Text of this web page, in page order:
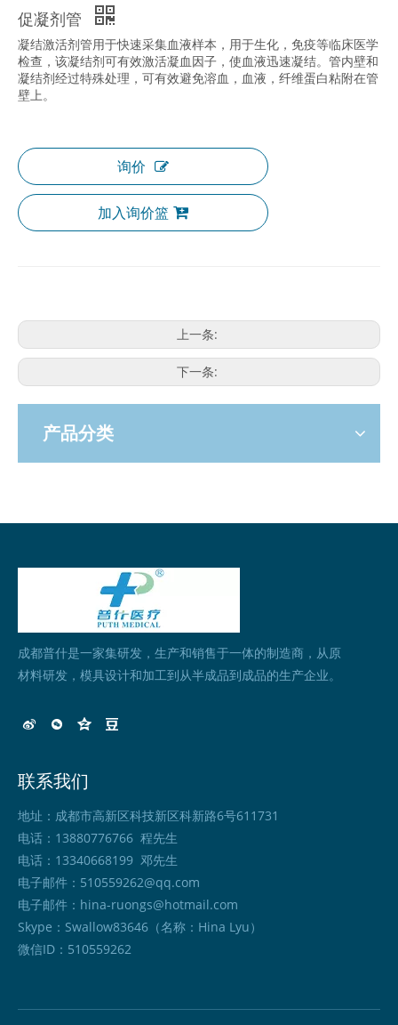
促凝剂管
凝结激活剂管用于快速采集血液样本，用于生化，免疫等临床医学
检查，该凝结剂可有效激活凝血因子，使血液迅速凝结。管内壁和
凝结剂经过特殊处理，可有效避免溶血，血液，纤维蛋白粘附在管
壁上。
询价
加入询价篮
上一条:
下一条:
产品分类
成都普什是一家集研发，生产和销售于一体的制造商，从原
材料研发，模具设计和加工到从半成品到成品的生产企业。
联系我们
地址：成都市高新区科技新区科新路6号611731
电话：13880776766 程先生
电话：13340668199 邓先生
电子邮件： 510559262@qq.com
电子邮件： hina-ruongs@hotmail.com
Skype：Swallow83646（名称：Hina Lyu）
微信ID：510559262